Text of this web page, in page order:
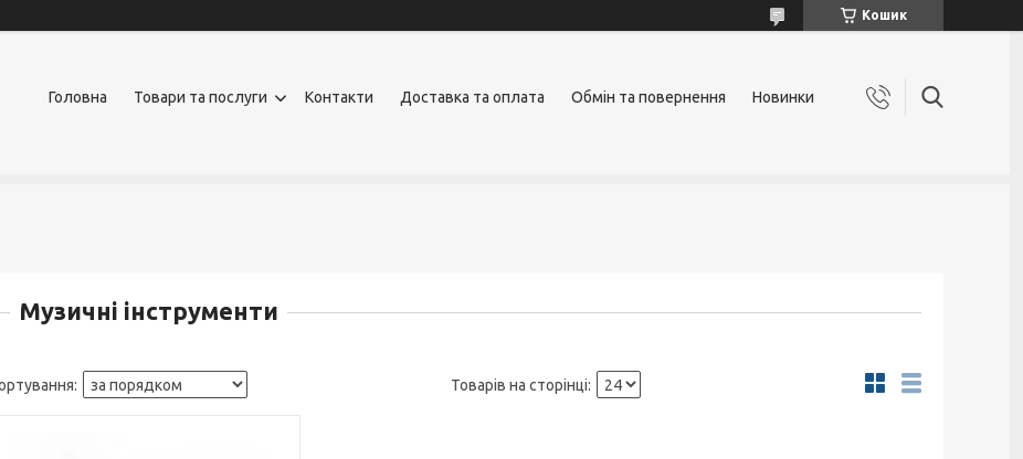
Кошик
Головна Товари та послуги Контакти Доставка та оплата Обмін та повернення Новинки
Музичні інструменти